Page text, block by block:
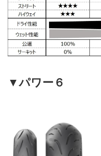
▼パワー６